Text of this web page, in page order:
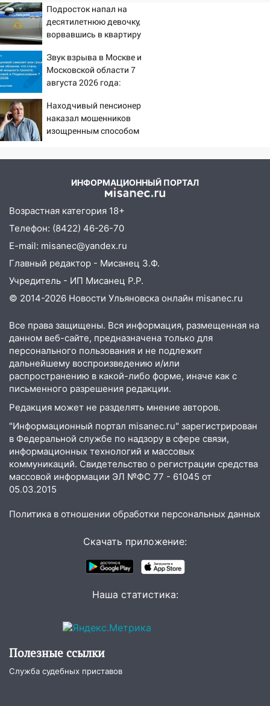
судом предстанет банда
автоподставщиков
13:36 В Инзе произошел крупный пожар
13:00
В суде защитили репутацию
мужчины, которого необоснованно
обвиняли в жестоком обращении с
животными
12:28
Миллион на «льготниках»: в
Ульяновской области перевозчик
Ульяновский алиментщик накопил
11:49 Снят режим «Ракетная
области
Кабмин РФ разрешил до 1 июля
2027 года импорт, выпуск и обращение
бензина Евро 2, Евро 3, Евро 4
11:12 Соцсети: на Рябикова автомобиль
врезался в забор
10:27 Где есть бензин в Ульяновске
днем 6 августа: список АЗС
10:16 Внимание! В Ульяновской области
объявлена ракетная опасность
10:00 В Старомайнском районе утонул
51-летний мужчина
09:50 В Ульяновске черный коршун
застрял в тепловозе
юному велосипедисту на улице
В Заволжском районе украли два
тридцатиградусная жара: какая будет
Четыре года борьбы: ульяновские
юристы помогли женщине засудить УК
за плесень на стенах
Подросток напал на
десятилетнюю девочку,
ворвавшись в квартиру
Звук взрыва в Москве и
Московской области 7
августа 2026 года:
откуда был громкий
хлопок
Находчивый пенсионер
наказал мошенников
изощренным способом
ИНФОРМАЦИОННЫЙ ПОРТАЛ
Возрастная категория 18+
Телефон: (8422) 46-26-70
E-mail: misanec@yandex.ru
Главный редактор - Мисанец З.Ф.
Учредитель - ИП Мисанец Р.Р.
© 2014-2026 Новости Ульяновска онлайн misanec.ru
Все права защищены. Вся информация, размещенная на
данном веб-сайте, предназначена только для
персонального пользования и не подлежит
дальнейшему воспроизведению и/или
распространению в какой-либо форме, иначе как с
письменного разрешения редакции.
Редакция может не разделять мнение авторов.
"Информационный портал misanec.ru" зарегистрирован
в Федеральной службе по надзору в сфере связи,
информационных технологий и массовых
коммуникаций. Свидетельство о регистрации средства
массовой информации ЭЛ №ФС 77 - 61045 от
05.03.2015
Политика в отношении обработки персональных данных
Скачать приложение:
Наша статистика:
Полезные ссылки
Служба судебных приставов